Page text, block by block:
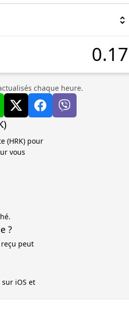
chaque heure.
(HRK) pour
vous
?
peut
iOS et